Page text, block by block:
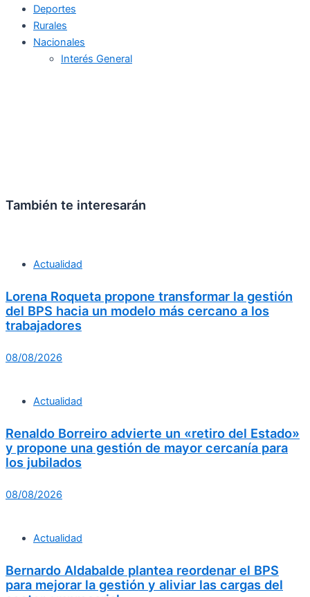
Deportes
Rurales
Nacionales
Interés General
También te interesarán
Actualidad
Lorena Roqueta propone transformar la gestión
del BPS hacia un modelo más cercano a los
trabajadores
08/08/2026
Actualidad
Renaldo Borreiro advierte un «retiro del Estado»
y propone una gestión de mayor cercanía para
los jubilados
08/08/2026
Actualidad
Bernardo Aldabalde plantea reordenar el BPS
para mejorar la gestión y aliviar las cargas del